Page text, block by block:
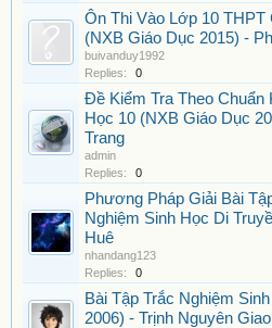
Ôn Thi Vào Lớp 10 THPT
(NXB Giáo Dục 2015) -
buivanduy1992
Replies:
0
Đề Kiểm Tra Theo Chuẩn
Học 10 (NXB Giáo Dục
Trang
admin
Replies:
0
Phương Pháp Giải Bài
Nghiệm Sinh Học Di
Huê
nhandang123
Replies:
0
Bài Tập Trắc Nghiệm
2006) - Trịnh Nguyên